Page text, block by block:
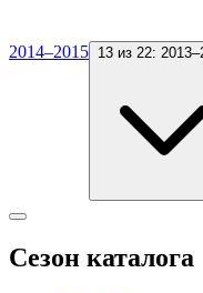
2014–2015 13 из 22:
Сезон каталога